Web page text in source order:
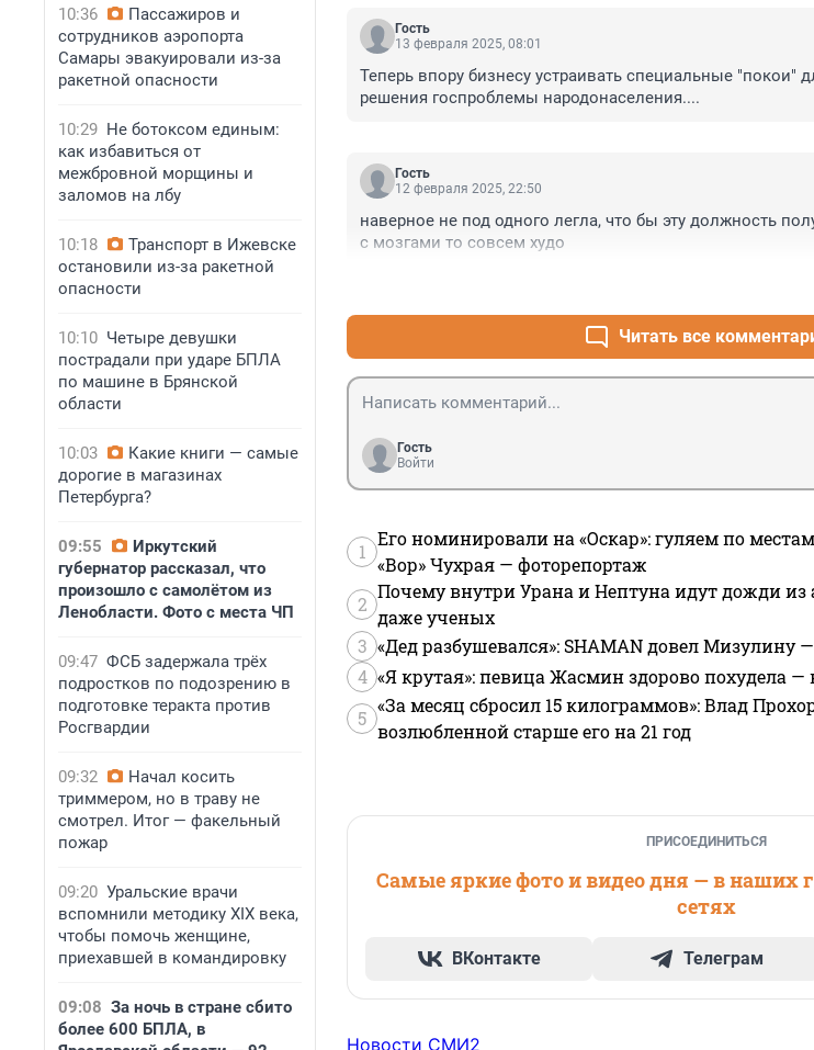
10:36
Пассажиров и
сотрудников аэропорта
Самары эвакуировали из-за
ракетной опасности
10:29 Не ботоксом единым:
как избавиться от
межбровной морщины и
заломов на лбу
10:18
Транспорт в Ижевске
остановили из-за ракетной
опасности
10:10 Четыре девушки
пострадали при ударе БПЛА
по машине в Брянской
области
10:03
Какие книги — самые
дорогие в магазинах
Петербурга?
09:55
Иркутский
губернатор рассказал, что
произошло с самолётом из
Ленобласти. Фото с места ЧП
09:47 ФСБ задержала трёх
подростков по подозрению в
подготовке теракта против
Росгвардии
09:32
Начал косить
триммером, но в траву не
смотрел. Итог — факельный
пожар
09:20 Уральские врачи
вспомнили методику XIX века,
чтобы помочь женщине,
приехавшей в командировку
09:08 За ночь в стране сбито
более 600 БПЛА, в
Гость
13 февраля 2025, 08:01
Теперь впору бизнесу устраивать специальные "покои"
решения госпроблемы народонаселения....
Гость
12 февраля 2025, 22:50
наверное не под одного легла, что бы эту должность
с мозгами то совсем худо
Читать все
Гость
Войти
1
Его номинировали на «Оскар»: гуляем по
«Вор» Чухрая — фоторепортаж
2
Почему внутри Урана и Нептуна идут дожди из
даже ученых
3 «Дед разбушевался»: SHAMAN довел Мизулину
4 «Я крутая»: певица Жасмин здорово похудела —
5
«За месяц сбросил 15 килограммов»: Влад
возлюбленной старше его на 21 год
ПРИСОЕДИНИТЬСЯ
Самые яркие фото и видео дня — в наших
сетях
ВКонтакте Телеграм
Новости СМИ2